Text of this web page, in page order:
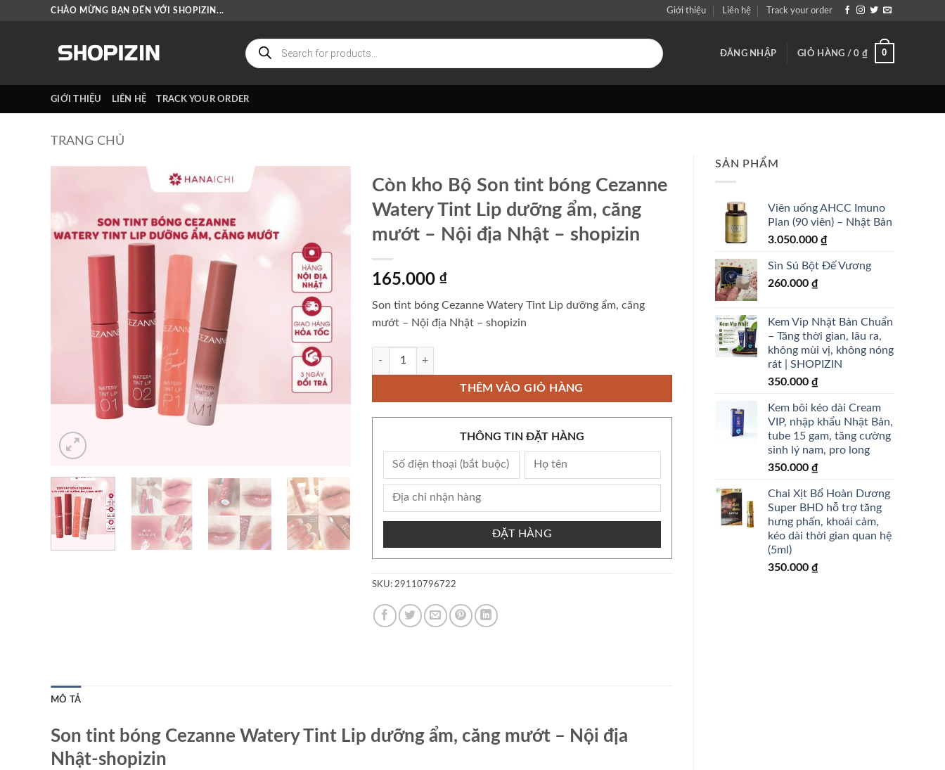
CHÀO MỪNG BẠN ĐẾN VỚI SHOPIZIN... Giới thiệu Liên hệ Track your order
Tìm
kiếm
sản
phẩm
ĐĂNG NHẬP GIỎ HÀNG /0 ₫ 0
GIỚI THIỆU LIÊN HỆ TRACK YOUR ORDER
TRANG CHỦ
SẢN PHẨM
Viên uống AHCC Imuno
Plan (90 viên) – Nhật Bản
3.050.000 ₫
Sìn Sú Bột Đế Vương
260.000 ₫
Kem Vip Nhật Bản Chuẩn
– Tăng thời gian, lâu ra,
không mùi vị, không nóng
rát | SHOPIZIN
350.000 ₫
Kem bôi kéo dài Cream
VIP, nhập khẩu Nhật Bản,
tube 15 gam, tăng cường
sinh lý nam, pro long
350.000 ₫
Chai Xịt Bổ Hoàn Dương
Super BHD hỗ trợ tăng
hưng phấn, khoái cảm,
kéo dài thời gian quan hệ
(5ml)
350.000 ₫
Còn kho Bộ Son tint bóng Cezanne
Watery Tint Lip dưỡng ẩm, căng
mướt – Nội địa Nhật – shopizin
165.000 ₫
Son tint bóng Cezanne Watery Tint Lip dưỡng ẩm, căng
mướt – Nội địa Nhật – shopizin
Còn kho Bộ Son tint bóng Cezanne Watery Tint Lip dưỡng ẩm, căng mướt - Nội địa Nhật - shopizin số lượng
THÊM VÀO GIỎ HÀNG
THÔNG TIN ĐẶT HÀNG
ĐẶT HÀNG
SKU: 29110796722
MÔ TẢ
Son tint bóng Cezanne Watery Tint Lip dưỡng ẩm, căng mướt – Nội địa
Nhật-shopizin